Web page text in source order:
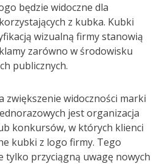
będzie widoczne dla
z kubka. Kubki
wizualną firmy stanowią
zarówno w środowisku
publicznych.
zwiększenie widoczności marki
jest organizacja
konkursów, w których klienci
kubki z logo firmy. Tego
tylko przyciągną uwagę nowych